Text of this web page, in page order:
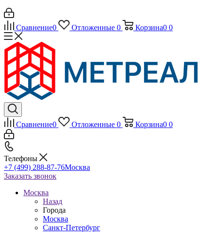
Сравнение0 Отложенные 0 Корзина0 0
Сравнение0 Отложенные 0 Корзина0 0
Телефоны
+7 (499) 288-87-76Москва
Заказать звонок
Москва
Назад
Города
Москва
Санкт-Петербург